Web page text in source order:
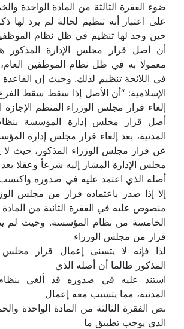
ضوء الفقرة الثالثة من المادة الواحدة
على اعتبار أنه تنظيم لحالة لم يرد لها
حين وجد لها تنظيم في ظل نظام
أن أصل قرار مجلس الإدارة
معمولا به في ظل نظام الموظفين
في اللائحة تنظيم لذلك. وحيث إن
الإسلامية: “أن الأصل إذا سقط سقط الفرع
إلغاء قرار مجلس الوزراء المنظم الإجازة
أصل قرار مجلس إدارة المؤسسة
المدنية، بعد إلغاء قرار مجلس إدارة
عن قرار مجلس الوزراء المذكور، حيث لا
مجلس الإدارة المشار إليه شرعأ وعقلا بعد
أصله الذي اعتمد عليه في صدوره واكتسب
إلا إذا صدر باعتماده قرار من مجلس
منصوص عليه في الفقرة الثانية من المادة
الخامسة من نظام المؤسسة. وحيث لم
قرار من مجلس الوزراء
لذا فإنه لا يتسنى إعمال قرار مجلس
المذكور طالما أن أصله الذي
استند عليه في صدوره قد ألغي بنظام
المدنية، مما يتسبب معه إعمال
نص الفقرة الثالثة من المادة الواحدة
الذي يوجب تطبيق ما